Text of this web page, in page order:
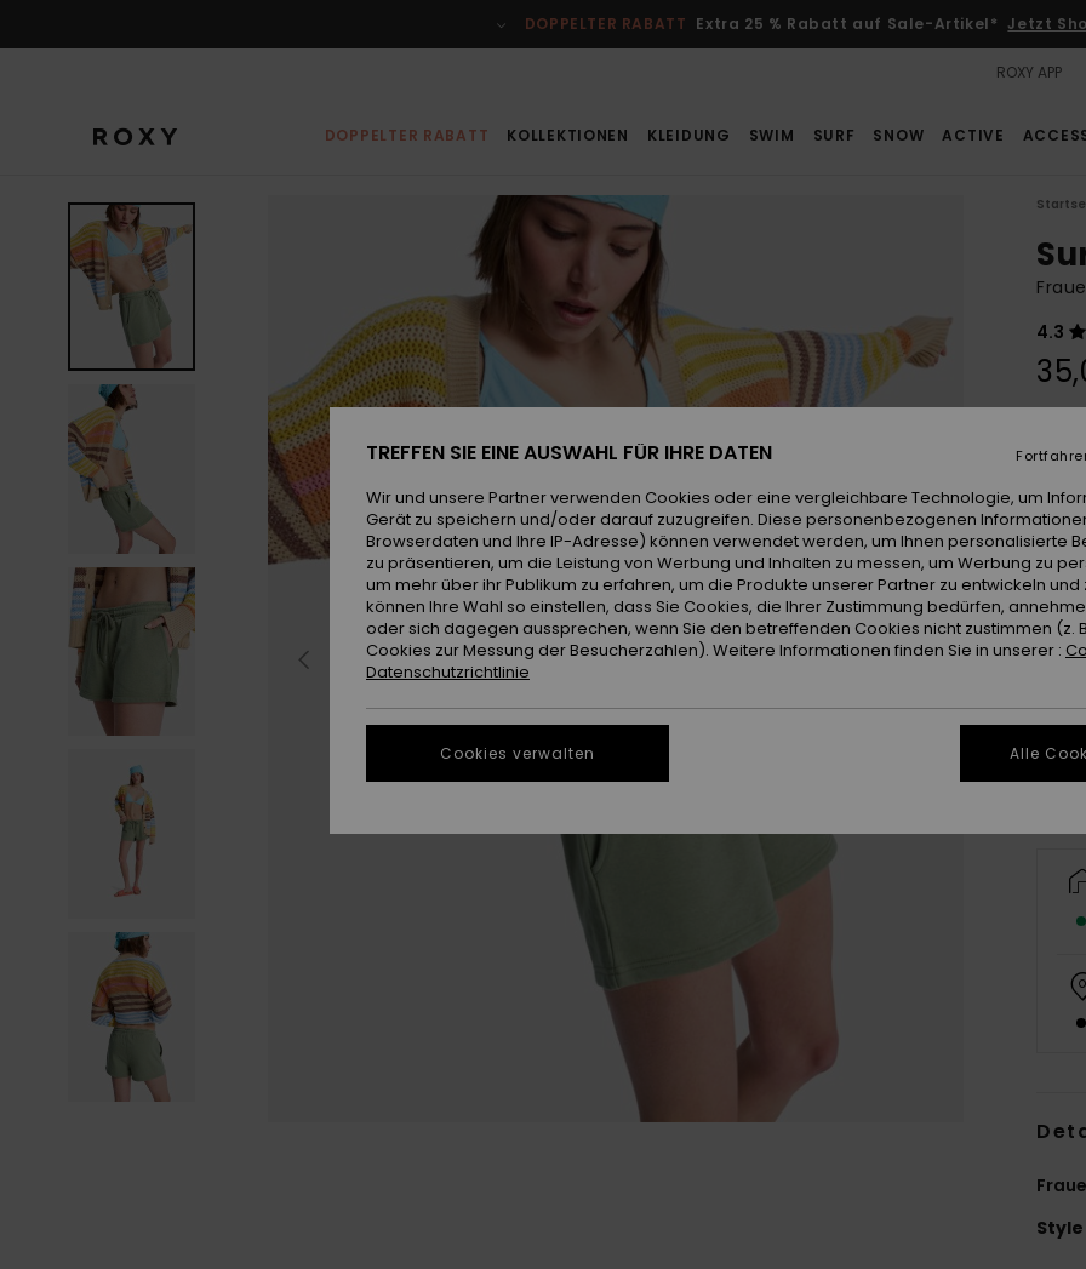
DOPPELTER RABATT Extra 25 % Rabatt auf Sale-Artikel* Jetzt
ROXY APP
DOPPELTER RABATT KOLLEKTIONEN KLEIDUNG SWIM SURF SNOW ACTIVE
4.3
XS
Style
TREFFEN SIE EINE AUSWAHL FÜR IHRE DATEN
Wir und unsere Partner verwenden Cookies oder eine vergleichbare Technologie, um
Gerät zu speichern und/oder darauf zuzugreifen. Diese personenbezogenen
Browserdaten und Ihre IP-Adresse) können verwendet werden, um Ihnen personalisierte
zu präsentieren, um die Leistung von Werbung und Inhalten zu messen, um Werbung zu
um mehr über ihr Publikum zu erfahren, um die Produkte unserer Partner zu entwickeln und
können Ihre Wahl so einstellen, dass Sie Cookies, die Ihrer Zustimmung bedürfen,
oder sich dagegen aussprechen, wenn Sie den betreffenden Cookies nicht zustimmen (z.
Cookies zur Messung der Besucherzahlen). Weitere Informationen finden Sie in unserer :
Datenschutzrichtlinie
Cookies verwalten Alle